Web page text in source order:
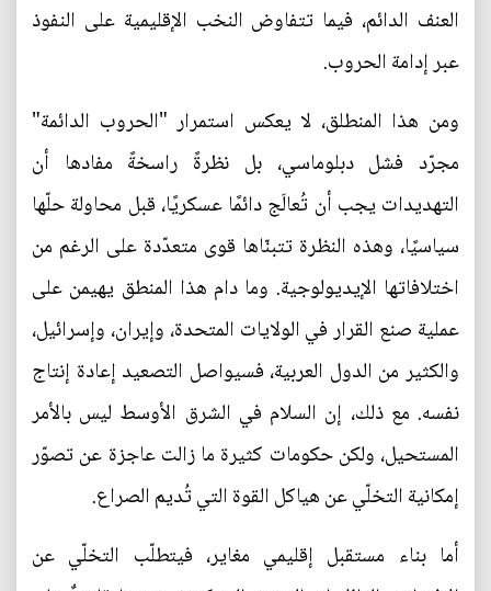
العنف الدائم، فيما تتفاوض النخب الإقليمية على النفوذ
عبر إدامة الحروب.
ومن هذا المنطلق، لا يعكس استمرار "الحروب الدائمة"
مجرّد فشل دبلوماسي، بل نظرةً راسخةً مفادها أن
التهديدات يجب أن تُعالَج دائمًا عسكريًا، قبل محاولة حلّها
سياسيًا، وهذه النظرة تتبنّاها قوى متعدّدة على الرغم من
اختلافاتها الإيديولوجية. وما دام هذا المنطق يهيمن على
عملية صنع القرار في الولايات المتحدة، وإيران، وإسرائيل،
والكثير من الدول العربية، فسيواصل التصعيد إعادة إنتاج
نفسه. مع ذلك، إن السلام في الشرق الأوسط ليس بالأمر
المستحيل، ولكن حكومات كثيرة ما زالت عاجزة عن تصوّر
إمكانية التخلّي عن هياكل القوة التي تُديم الصراع.
أما بناء مستقبل إقليمي مغاير، فيتطلّب التخلّي عن